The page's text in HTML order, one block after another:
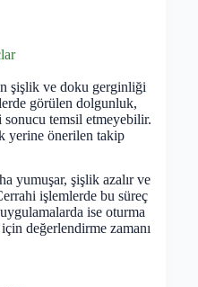
şişlik ve doku gerginliği
görülen dolgunluk,
temsil etmeyebilir.
yerine önerilen takip
yumuşar, şişlik azalır ve
işlemlerde bu süreç
ise oturma
değerlendirme zamanı